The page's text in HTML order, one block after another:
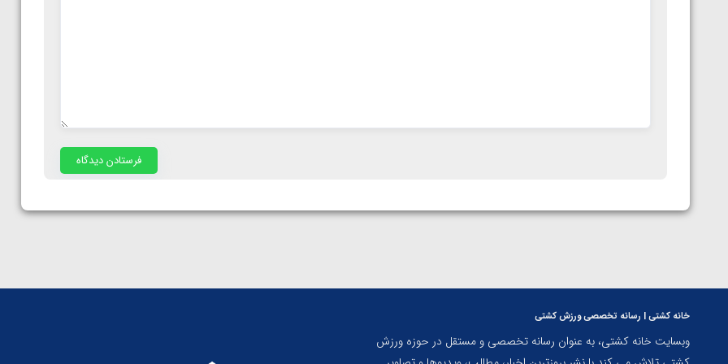
خانه کشتی | رسانه تخصصی ورزش کشتی
وبسایت خانه کشتی، به عنوان رسانه تخصصی و مستقل در حوزه ورزش